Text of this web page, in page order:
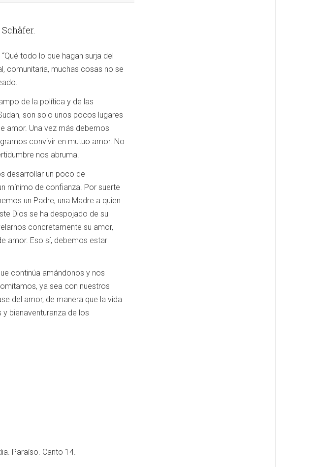
todo lo que hagan surja del
comunitaria, muchas cosas no se
de la política y de las
son solo unos pocos lugares
amor. Una vez más debemos
convivir en mutuo amor. No
nos abruma.
desarrollar un poco de
mínimo de confianza. Por suerte
un Padre, una Madre a quien
Dios se ha despojado de su
concretamente su amor,
amor. Eso sí, debemos estar
continúa amándonos y nos
ya sea con nuestros
del amor, de manera que la vida
bienaventuranza de los
Paraíso. Canto 14.